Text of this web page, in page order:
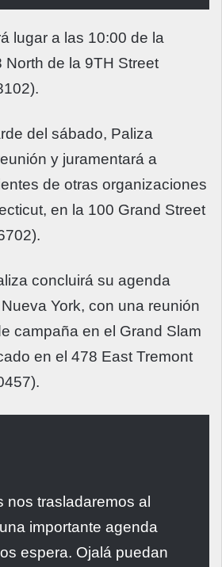
lugar a las 10:00 de la
North de la 9TH Street
del sábado, Paliza
y juramentará a
de otras organizaciones
en la 100 Grand Street
concluirá su agenda
York, con una reunión
campaña en el Grand Slam
en el 478 East Tremont
nos trasladaremos al
importante agenda
espera. Ojalá puedan